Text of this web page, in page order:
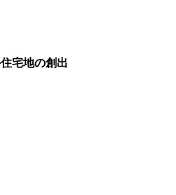
宅地の創出